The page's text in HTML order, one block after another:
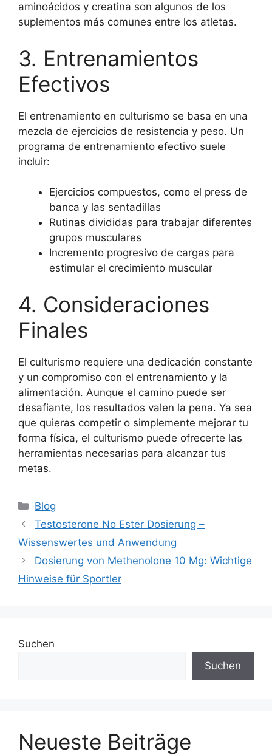
aminoácidos y creatina son algunos de los
suplementos más comunes entre los atletas.
3. Entrenamientos
Efectivos
El entrenamiento en culturismo se basa en una
mezcla de ejercicios de resistencia y peso. Un
programa de entrenamiento efectivo suele
incluir:
Ejercicios compuestos, como el press de
banca y las sentadillas
Rutinas divididas para trabajar diferentes
grupos musculares
Incremento progresivo de cargas para
estimular el crecimiento muscular
4. Consideraciones
Finales
El culturismo requiere una dedicación constante
y un compromiso con el entrenamiento y la
alimentación. Aunque el camino puede ser
desafiante, los resultados valen la pena. Ya sea
que quieras competir o simplemente mejorar tu
forma física, el culturismo puede ofrecerte las
herramientas necesarias para alcanzar tus
metas.
Blog
Testosterone No Ester Dosierung –
Wissenswertes und Anwendung
Dosierung von Methenolone 10 Mg: Wichtige
Hinweise für Sportler
Suchen
Suchen
Neueste Beiträge